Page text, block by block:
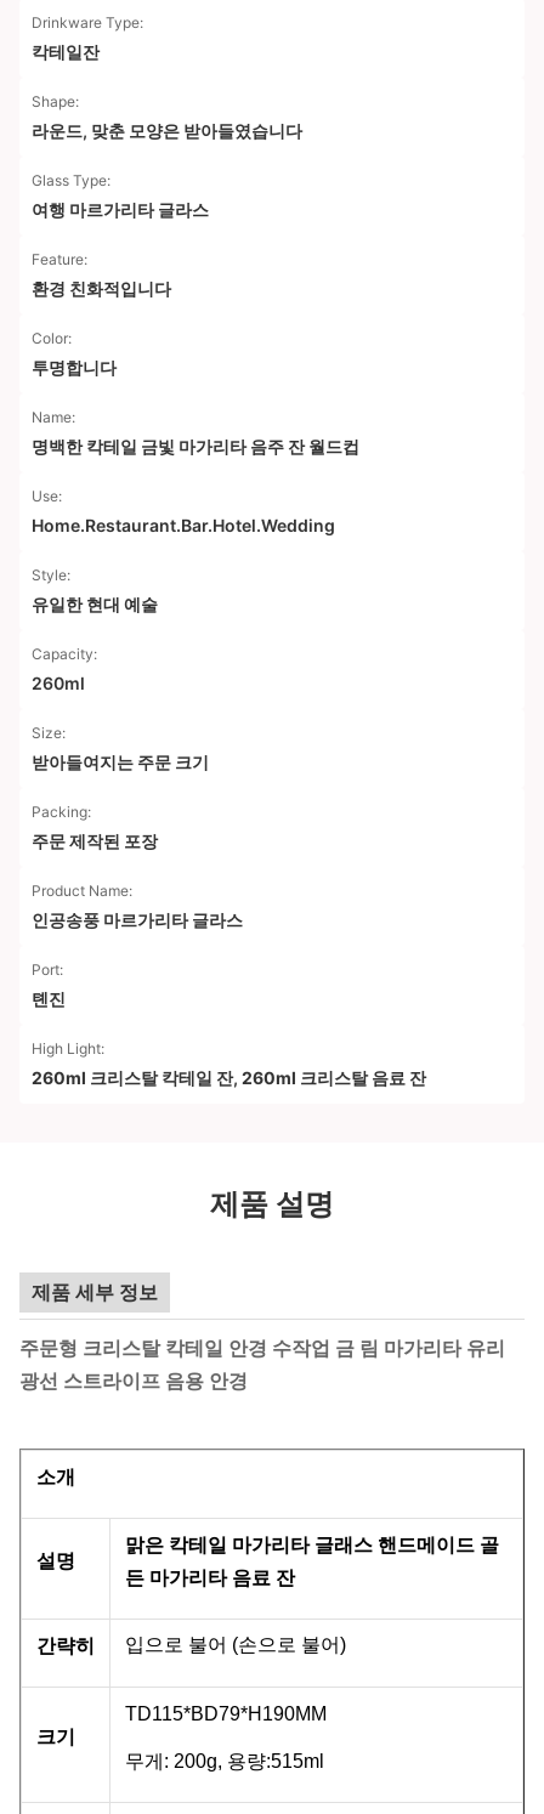
Drinkware Type:
칵테일잔
Shape:
라운드, 맞춘 모양은 받아들였습니다
Glass Type:
여행 마르가리타 글라스
Feature:
환경 친화적입니다
Color:
투명합니다
Name:
명백한 칵테일 금빛 마가리타 음주 잔 월드컵
Use:
Home.Restaurant.Bar.Hotel.Wedding
Style:
유일한 현대 예술
Capacity:
260ml
Size:
받아들여지는 주문 크기
Packing:
주문 제작된 포장
Product Name:
인공송풍 마르가리타 글라스
Port:
톈진
High Light:
260ml 크리스탈 칵테일 잔, 260ml 크리스탈 음료 잔
제품 설명
제품 세부 정보
주문형 크리스탈 칵테일 안경 수작업 금 림 마가리타 유리
광선 스트라이프 음용 안경
소개
설명
맑은 칵테일 마가리타 글래스 핸드메이드 골
든 마가리타 음료 잔
간략히 입으로 불어 (손으로 불어)
크기
TD115*BD79*H190MM
무게: 200g, 용량:515ml